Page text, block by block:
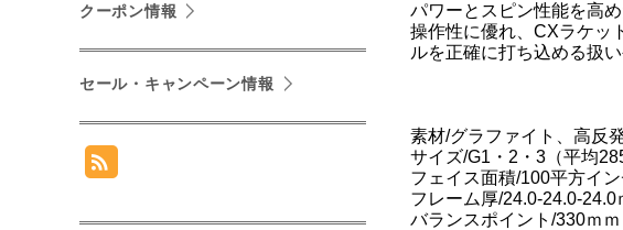
パワーとスピン性能を高
操作性に優れ、CXラケッ
ルを正確に打ち込める扱
素材/グラファイト、高反
サイズ/G1・2・3（平均
フェイス面積/100平方イン
フレーム厚/24.0-24.0-24.0
バランスポイント/330ｍｍ
クーポン情報
セール・キャンペーン情報